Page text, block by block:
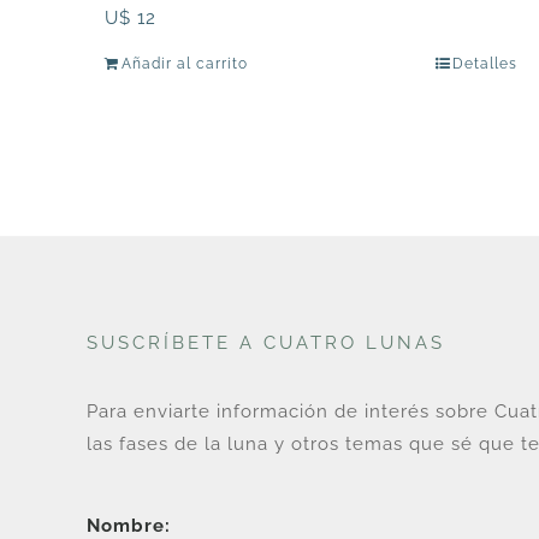
U$ 12
Añadir al carrito Detalles
SUSCRÍBETE A CUATRO LUNAS
Para enviarte información de interés sobre
las fases de la luna y otros temas que sé que
Nombre: